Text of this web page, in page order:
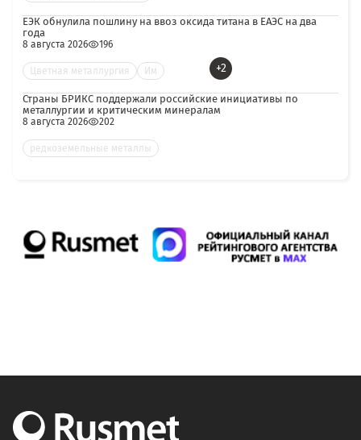
ЕЭК обнулила пошлину на ввоз оксида титана в ЕАЭС на два
года
8 августа 2026 196
Цветная металлургия Им +2
Страны БРИКС поддержали российские инициативы по
металлургии и критическим минералам
8 августа 2026 202
редкоземельные металлы